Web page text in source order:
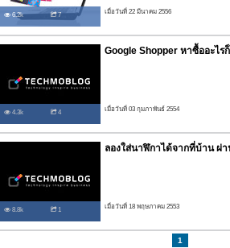
6.2k 7 เมื่อวันที่ 22 มีนาคม 2556
4.3k 4
Google Shopper หาซื้ออะไร
เมื่อวันที่ 03 กุมภาพันธ์ 2554
8.8k 1
ลองใส่นาฬิกาได้จากที่บ้าน ผ่
เมื่อวันที่ 18 พฤษภาคม 2553
1